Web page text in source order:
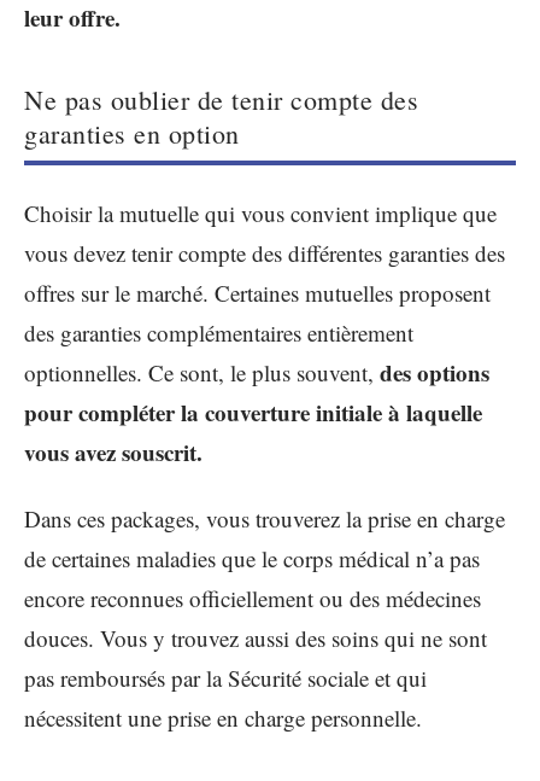
leur offre.
Ne pas oublier de tenir compte des
garanties en option
Choisir la mutuelle qui vous convient implique que
vous devez tenir compte des différentes garanties des
offres sur le marché. Certaines mutuelles proposent
des garanties complémentaires entièrement
optionnelles. Ce sont, le plus souvent, des options
pour compléter la couverture initiale à laquelle
vous avez souscrit.
Dans ces packages, vous trouverez la prise en charge
de certaines maladies que le corps médical n’a pas
encore reconnues officiellement ou des médecines
douces. Vous y trouvez aussi des soins qui ne sont
pas remboursés par la Sécurité sociale et qui
nécessitent une prise en charge personnelle.